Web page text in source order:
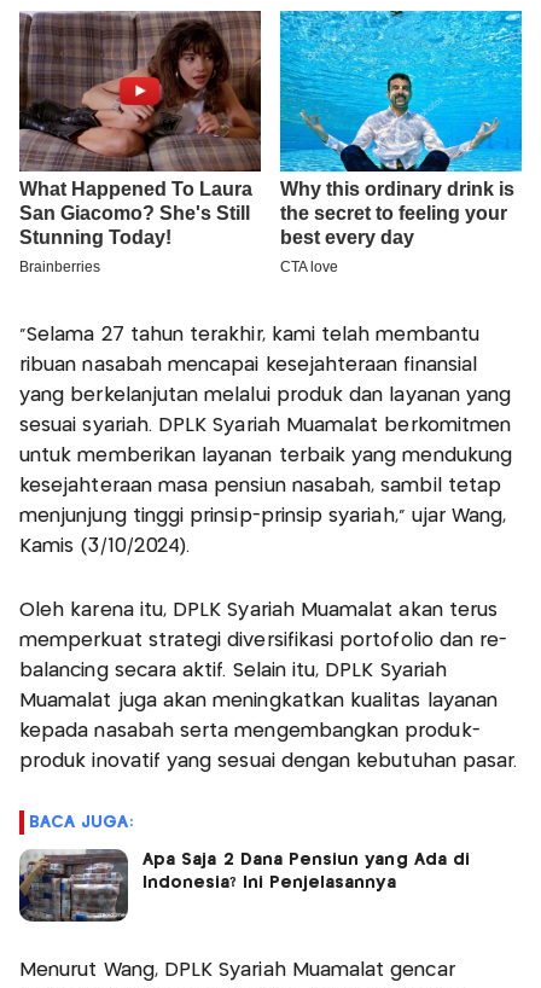
“Selama 27 tahun terakhir, kami telah membantu
ribuan nasabah mencapai kesejahteraan finansial
yang berkelanjutan melalui produk dan layanan yang
sesuai syariah. DPLK Syariah Muamalat berkomitmen
untuk memberikan layanan terbaik yang mendukung
kesejahteraan masa pensiun nasabah, sambil tetap
menjunjung tinggi prinsip-prinsip syariah," ujar Wang,
Kamis (3/10/2024).
Oleh karena itu, DPLK Syariah Muamalat akan terus
memperkuat strategi diversifikasi portofolio dan re-
balancing secara aktif. Selain itu, DPLK Syariah
Muamalat juga akan meningkatkan kualitas layanan
kepada nasabah serta mengembangkan produk-
produk inovatif yang sesuai dengan kebutuhan pasar.
BACA JUGA:
Apa Saja 2 Dana Pensiun yang Ada di
Indonesia? Ini Penjelasannya
Menurut Wang, DPLK Syariah Muamalat gencar